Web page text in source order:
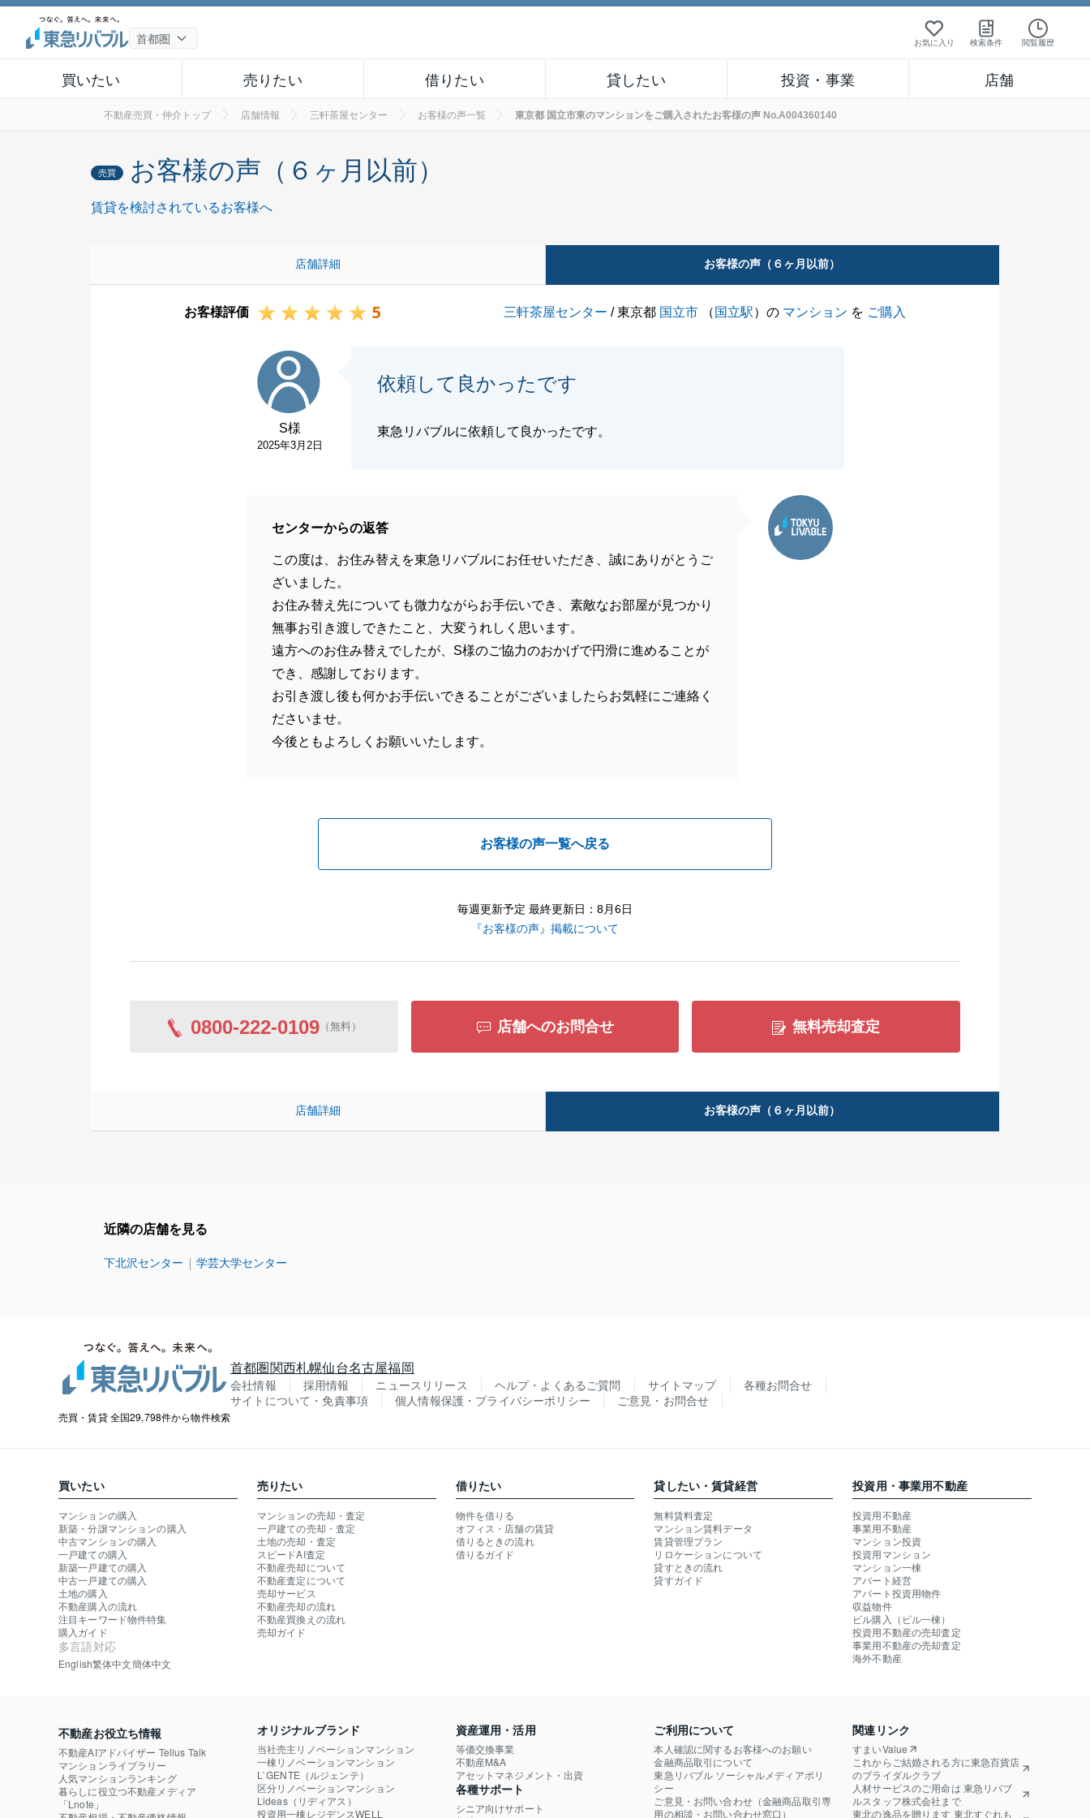
お気に入り 検索条件 閲覧履歴
買いたい 売りたい 借りたい 貸したい 投資・事業 店舗
不動産売買・仲介トップ 店舗情報 三軒茶屋センター お客様の声一覧 東京都 国立市東のマンションをご購入されたお客様の声 No.A004360140
売買 お客様の声（６ヶ月以前）
賃貸を検討されているお客様へ
店舗詳細 お客様の声（６ヶ月以前）
お客様評価 5 三軒茶屋センター / 東京都 国立市 （ 国立駅）の マンション を ご購入
S様
2025年3月2日
依頼して良かったです
東急リバブルに依頼して良かったです。
センターからの返答
この度は、お住み替えを東急リバブルにお任せいただき、誠にありがとうご
ざいました。
お住み替え先についても微力ながらお手伝いでき、素敵なお部屋が見つかり
無事お引き渡しできたこと、大変うれしく思います。
遠方へのお住み替えでしたが、S様のご協力のおかげで円滑に進めることが
でき、感謝しております。
お引き渡し後も何かお手伝いできることがございましたらお気軽にご連絡く
ださいませ。
今後ともよろしくお願いいたします。
お客様の声一覧へ戻る
毎週更新予定 最終更新日：8月6日
『お客様の声』掲載について
0800-222-0109 （無料） 店舗へのお問合せ 無料売却査定
店舗詳細 お客様の声（６ヶ月以前）
近隣の店舗を見る
下北沢センター 学芸大学センター
売買・賃貸 全国29,798件から物件検索
首都圏関西札幌仙台名古屋福岡
会社情報 採用情報 ニュースリリース ヘルプ・よくあるご質問 サイトマップ
各種お問合せ
サイトについて・免責事項
個人情報保護・プライバシーポリシー ご意見・お問合せ
買いたい
マンションの購入
新築・分譲マンションの購入
中古マンションの購入
一戸建ての購入
新築一戸建ての購入
中古一戸建ての購入
土地の購入
不動産購入の流れ
注目キーワード物件特集
購入ガイド
多言語対応
English繁体中文簡体中文
売りたい
マンションの売却・査定
一戸建ての売却・査定
土地の売却・査定
スピードAI査定
不動産売却について
不動産査定について
売却サービス
不動産売却の流れ
不動産買換えの流れ
売却ガイド
借りたい
物件を借りる
オフィス・店舗の賃貸
借りるときの流れ
借りるガイド
貸したい・賃貸経営
無料賃料査定
マンション賃料データ
賃貸管理プラン
リロケーションについて
貸すときの流れ
貸すガイド
投資用・事業用不動産
投資用不動産
事業用不動産
マンション投資
投資用マンション
マンション一棟
アパート経営
アパート投資用物件
収益物件
ビル購入（ビル一棟）
投資用不動産の売却査定
事業用不動産の売却査定
海外不動産
不動産お役立ち情報
不動産AIアドバイザー Tellus Talk
マンションライブラリー
人気マンションランキング
暮らしに役立つ不動産メディア
「Lnote」
オリジナルブランド
当社売主リノベーションマンション
一棟リノベーションマンション
L`GENTE（ルジェンテ）
区分リノベーションマンション
Lideas（リディアス）
投資用一棟レジデンスWELL
資産運用・活用
等価交換事業
不動産M&A
アセットマネジメント・出資
各種サポート
シニア向けサポート
ご利用について
本人確認に関するお客様へのお願い
金融商品取引について
東急リバブル ソーシャルメディアポリ
シー
ご意見・お問い合わせ（金融商品取引専
用の相談・お問い合わせ窓口）
関連リンク
すまいValue
これからご結婚される方に東急百貨店
のブライダルクラブ
人材サービスのご用命は 東急リバブ
ルスタッフ株式会社まで
東北の逸品を贈ります 東北すぐれも